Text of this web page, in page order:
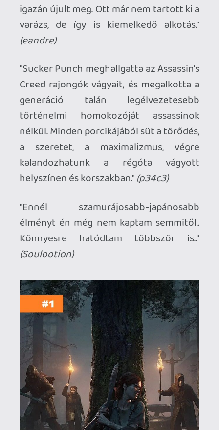
jelentkezned!
soliduss 2021.01.02 14:06:50 #1vi98
te miről beszélsz? Egy rakatinyi opció van
a felfedezésre és extra információ
gyűjtésére.
- A városban csak úgy mászkálsz... hallod
,hogy 2 ember beszélget e tegnap esti
bállról... nem feliratozza a játék... de ha ott
maradsz mellettük rengeteg + infó derül
ki.
- Vagy Abby és a Farkasok stadionja,
előretolt FOB és még egy rakat helyen. Ott
és halgatózol. Még Many édesapja és Mell
közötti beszélgetés se semmi...
Régóta követem a ténykedéseset és a
kommentjeidet... picit olyan vagy aki a
multban ragadt. Egy far cry-t ne
keverjünk már a ide.... ott kb az első 1
órában kimaxolod a gameplayt.... és ugyan
rémlik pár hete irtad, hogy számomdra
2020 videójáték szempontjából csalódás
volt.... másoknak meg az egyik legdurvább
év. nem vagyunk egyformák ez tény...
TheReturnOfDVM 2020.12.31 16:13:13
sting 2021.01.01 13:51:27 #1vi6f
Nem mellesleg igen jól tartja a használt
árát, már, már, Nintendo Stuff dejavu..
p34c3
2020.12.30 19:22:22
Laza 2021.01.01 13:27:26 #1vi6c